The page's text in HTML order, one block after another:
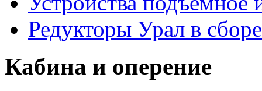
Редукторы Урал в сборе
Кабина и оперение